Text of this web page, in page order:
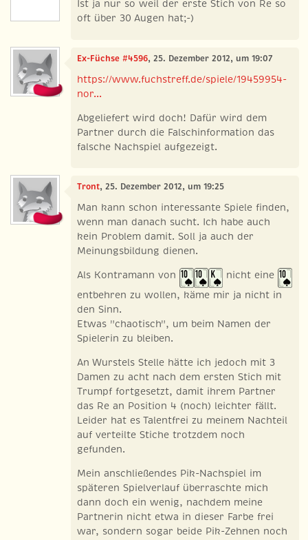
Ist ja nur so weil der erste Stich von Re so
oft über 30 Augen hat;-)
Ex-Füchse #4596, 25. Dezember 2012, um 19:07
https://www.fuchstreff.de/spiele/19459954-
nor...
Abgeliefert wird doch! Dafür wird dem
Partner durch die Falschinformation das
falsche Nachspiel aufgezeigt.
Tront, 25. Dezember 2012, um 19:25
Man kann schon interessante Spiele finden,
wenn man danach sucht. Ich habe auch
kein Problem damit. Soll ja auch der
Meinungsbildung dienen.
Als Kontramann von
nicht eine
entbehren zu wollen, käme mir ja nicht in
den Sinn.
Etwas "chaotisch", um beim Namen der
Spielerin zu bleiben.
An Wurstels Stelle hätte ich jedoch mit 3
Damen zu acht nach dem ersten Stich mit
Trumpf fortgesetzt, damit ihrem Partner
das Re an Position 4 (noch) leichter fällt.
Leider hat es Talentfrei zu meinem Nachteil
auf verteilte Stiche trotzdem noch
gefunden.
Mein anschließendes Pik-Nachspiel im
späteren Spielverlauf überraschte mich
dann doch ein wenig, nachdem meine
Partnerin nicht etwa in dieser Farbe frei
war, sondern sogar beide Pik-Zehnen noch